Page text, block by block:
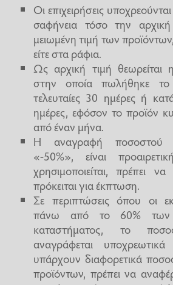
Οι επιχειρήσεις
σαφήνεια τόσο την
μειωμένη τιμή των
είτε στα ράφια.
Ως αρχική τιμή θεωρείται
στην οποία πωλήθηκε το
τελευταίες 30 ημέρες ή
ημέρες, εφόσον το προϊόν
από έναν μήνα.
Η αναγραφή ποσοστού
«-50%», είναι
χρησιμοποιείται, πρέπει
πρόκειται για έκπτωση.
Σε περιπτώσεις όπου οι
πάνω από το 60% των
καταστήματος, το
αναγράφεται
υπάρχουν διαφορετικά
προϊόντων, πρέπει να